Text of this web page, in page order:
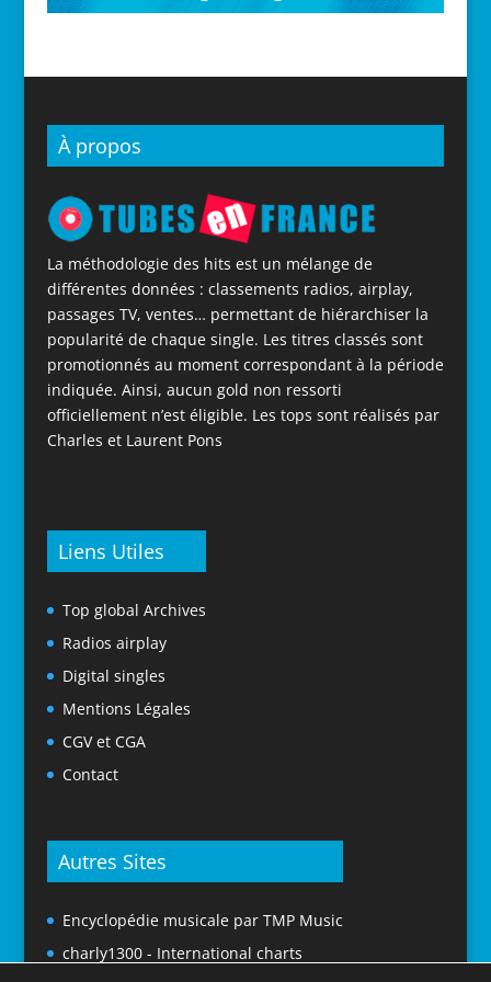
À propos
La méthodologie des hits est un mélange de
différentes données : classements radios, airplay,
passages TV, ventes… permettant de hiérarchiser la
popularité de chaque single. Les titres classés sont
promotionnés au moment correspondant à la période
indiquée. Ainsi, aucun gold non ressorti
officiellement n’est éligible. Les tops sont réalisés par
Charles et Laurent Pons
Liens Utiles
Top global Archives
Radios airplay
Digital singles
Mentions Légales
CGV et CGA
Contact
Autres Sites
Encyclopédie musicale par TMP Music
charly1300 - International charts